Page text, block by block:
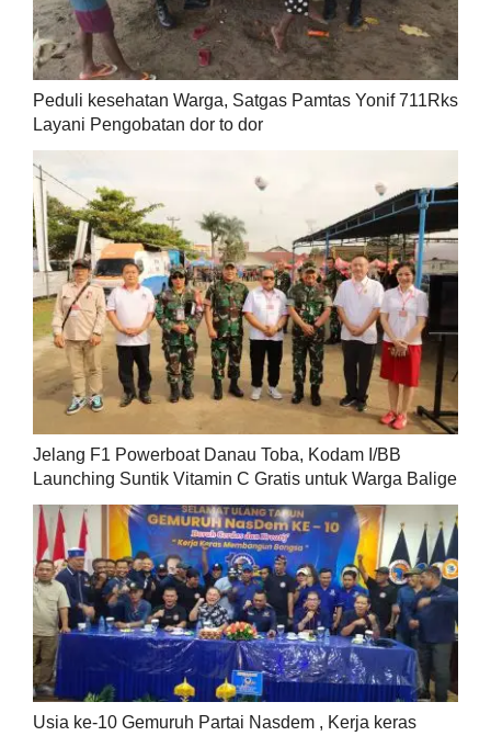
Peduli kesehatan Warga, Satgas Pamtas Yonif 711Rks
Layani Pengobatan dor to dor
Jelang F1 Powerboat Danau Toba, Kodam I/BB
Launching Suntik Vitamin C Gratis untuk Warga Balige
Usia ke-10 Gemuruh Partai Nasdem , Kerja keras